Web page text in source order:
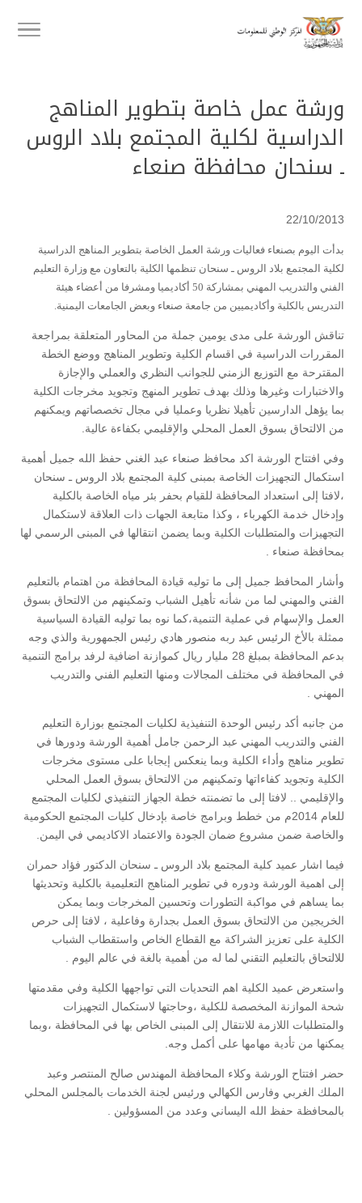
ورشة عمل خاصة بتطوير المناهج
الدراسية لكلية المجتمع بلاد الروس
ـ سنحان محافظة صنعاء
22/10/2013
بدأت اليوم بصنعاء فعاليات ورشة العمل الخاصة بتطوير المناهج الدراسية
لكلية المجتمع بلاد الروس ـ سنحان تنظمها الكلية بالتعاون مع وزارة التعليم
الفني والتدريب المهني بمشاركة 50 أكاديميا ومشرفا من أعضاء هيئة
التدريس بالكلية وأكاديميين من جامعة صنعاء وبعض الجامعات اليمنية.
تناقش الورشة على مدى يومين جملة من المحاور المتعلقة بمراجعة
المقررات الدراسية في اقسام الكلية وتطوير المناهج ووضع الخطة
المقترحة مع التوزيع الزمني للجوانب النظري والعملي والإجازة
والاختبارات وغيرها وذلك بهدف تطوير المنهج وتجويد مخرجات الكلية
بما يؤهل الدارسين تأهيلا نظريا وعمليا في مجال تخصصاتهم ويمكنهم
من الالتحاق بسوق العمل المحلي والإقليمي بكفاءة عالية.
وفي افتتاح الورشة اكد محافظ صنعاء عبد الغني حفظ الله جميل أهمية
استكمال التجهيزات الخاصة بمبنى كلية المجتمع بلاد الروس ـ سنحان
،لافتا إلى استعداد المحافظة للقيام بحفر بئر مياه الخاصة بالكلية
وإدخال خدمة الكهرباء ، وكذا متابعة الجهات ذات العلاقة لاستكمال
التجهيزات والمتطلبات الكلية وبما يضمن انتقالها في المبنى الرسمي لها
بمحافظة صنعاء .
وأشار المحافظ جميل إلى ما توليه قيادة المحافظة من اهتمام بالتعليم
الفني والمهني لما من شأنه تأهيل الشباب وتمكينهم من الالتحاق بسوق
العمل والإسهام في عملية التنمية،كما نوه بما توليه القيادة السياسية
ممثلة بالأخ الرئيس عبد ربه منصور هادي رئيس الجمهورية والذي وجه
بدعم المحافظة بمبلغ 28 مليار ريال كموازنة اضافية لرفد برامج التنمية
في المحافظة في مختلف المجالات ومنها التعليم الفني والتدريب
المهني .
من جانبه أكد رئيس الوحدة التنفيذية لكليات المجتمع بوزارة التعليم
الفني والتدريب المهني عبد الرحمن جامل أهمية الورشة ودورها في
تطوير مناهج وأداء الكلية وبما ينعكس إيجابا على مستوى مخرجات
الكلية وتجويد كفاءاتها وتمكينهم من الالتحاق بسوق العمل المحلي
والإقليمي .. لافتا إلى ما تضمنته خطة الجهاز التنفيذي لكليات المجتمع
للعام 2014م من خطط وبرامج خاصة بإدخال كليات المجتمع الحكومية
والخاصة ضمن مشروع ضمان الجودة والاعتماد الاكاديمي في اليمن.
فيما اشار عميد كلية المجتمع بلاد الروس ـ سنحان الدكتور فؤاد حمران
إلى اهمية الورشة ودوره في تطوير المناهج التعليمية بالكلية وتحديثها
بما يساهم في مواكبة التطورات وتحسين المخرجات وبما يمكن
الخريجين من الالتحاق بسوق العمل بجدارة وفاعلية ، لافتا إلى حرص
الكلية على تعزيز الشراكة مع القطاع الخاص واستقطاب الشباب
للالتحاق بالتعليم التقني لما له من أهمية بالغة في عالم اليوم .
واستعرض عميد الكلية اهم التحديات التي تواجهها الكلية وفي مقدمتها
شحة الموازنة المخصصة للكلية ،وحاجتها لاستكمال التجهيزات
والمتطلبات اللازمة للانتقال إلى المبنى الخاص بها في المحافظة ،وبما
يمكنها من تأدية مهامها على أكمل وجه.
حضر افتتاح الورشة وكلاء المحافظة المهندس صالح المنتصر وعبد
الملك الغربي وفارس الكهالي ورئيس لجنة الخدمات بالمجلس المحلي
بالمحافظة حفظ الله اليساني وعدد من المسؤولين .